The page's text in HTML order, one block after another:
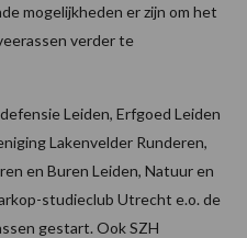
mogelijkheden er zijn om het
verder te
Leiden, Erfgoed Leiden
Lakenvelder Runderen,
en Buren Leiden, Natuur en
studieclub Utrecht e.o. de
gestart. Ook SZH